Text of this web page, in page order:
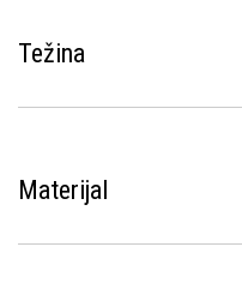
Težina
Materijal